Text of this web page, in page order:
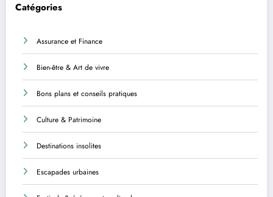
Catégories
Assurance et Finance
Bien-être & Art de vivre
Bons plans et conseils pratiques
Culture & Patrimoine
Destinations insolites
Escapades urbaines